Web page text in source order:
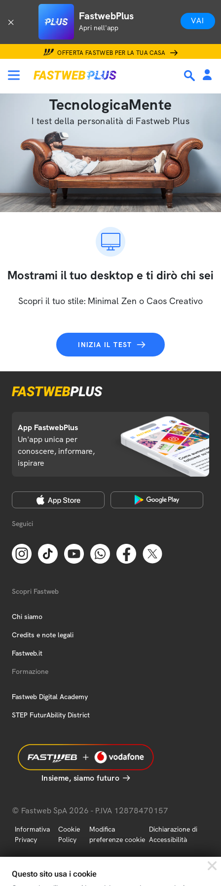
FastwebPlus
Apri nell'app
VAI
OFFERTA FASTWEB PER LA TUA CASA
TecnologicaMente
I test della personalità di Fastweb Plus
Mostrami il tuo desktop e ti dirò chi sei
Scopri il tuo stile: Minimal Zen o Caos Creativo
INIZIA IL TEST
App FastwebPlus
Un'app unica per
conoscere, informare,
ispirare
Seguici
Scopri Fastweb
Chi siamo
Credits e note legali
Fastweb.it
Formazione
Fastweb Digital Academy
STEP FuturAbility District
Insieme, siamo futuro
© Fastweb SpA 2026 - P.IVA 12878470157
Informativa
Privacy
Cookie
Policy
Modifica
preferenze cookie
Dichiarazione di
Accessibilità